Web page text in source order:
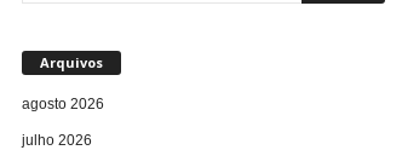
Arquivos
agosto 2026
julho 2026